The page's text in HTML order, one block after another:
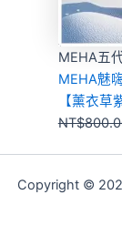
MEHA五
MEHA魅
【薰衣草
NT$
Copyright ©